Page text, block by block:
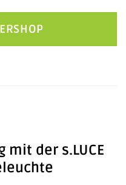
der s.LUCE